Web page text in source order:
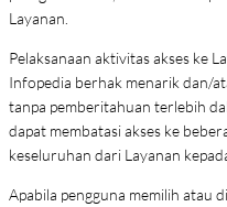
Layanan.
Pelaksanaan aktivitas akses ke
Infopedia berhak menarik dan/
tanpa pemberitahuan terlebih
dapat membatasi akses ke
keseluruhan dari Layanan
Apabila pengguna memilih atau